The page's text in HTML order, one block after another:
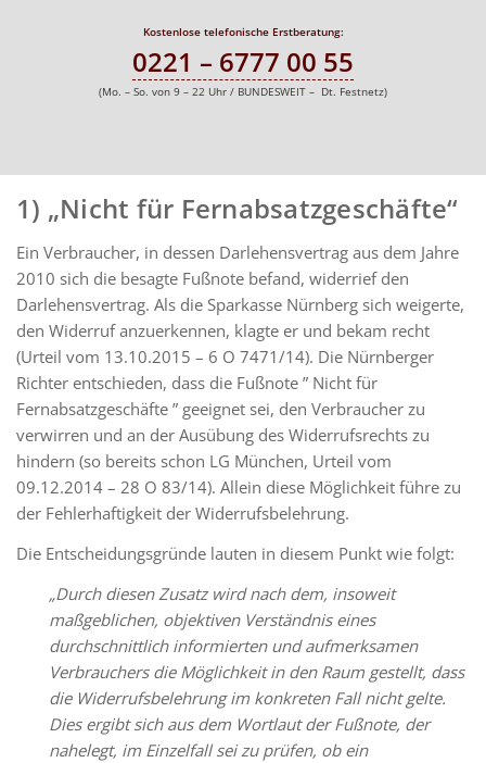
Kostenlose telefonische Erstberatung:
0221 – 6777 00 55
(Mo. – So. von 9 – 22 Uhr / BUNDESWEIT – Dt. Festnetz)
1) „Nicht für Fernabsatzgeschäfte“
Ein Verbraucher, in dessen Darlehensvertrag aus dem Jahre
2010 sich die besagte Fußnote befand, widerrief den
Darlehensvertrag. Als die Sparkasse Nürnberg sich weigerte,
den Widerruf anzuerkennen, klagte er und bekam recht
(Urteil vom 13.10.2015 – 6 O 7471/14). Die Nürnberger
Richter entschieden, dass die Fußnote ” Nicht für
Fernabsatzgeschäfte ” geeignet sei, den Verbraucher zu
verwirren und an der Ausübung des Widerrufsrechts zu
hindern (so bereits schon LG München, Urteil vom
09.12.2014 – 28 O 83/14). Allein diese Möglichkeit führe zu
der Fehlerhaftigkeit der Widerrufsbelehrung.
Die Entscheidungsgründe lauten in diesem Punkt wie folgt:
„Durch diesen Zusatz wird nach dem, insoweit
maßgeblichen, objektiven Verständnis eines
durchschnittlich informierten und aufmerksamen
Verbrauchers die Möglichkeit in den Raum gestellt, dass
die Widerrufsbelehrung im konkreten Fall nicht gelte.
Dies ergibt sich aus dem Wortlaut der Fußnote, der
nahelegt, im Einzelfall sei zu prüfen, ob ein